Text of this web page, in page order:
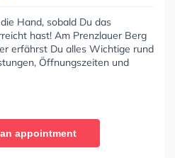
Hand, sobald Du das
hast! Am Prenzlauer Berg
erfährst Du alles Wichtige rund
Öffnungszeiten und
appointment